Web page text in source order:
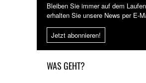
Bleiben Sie immer auf dem
erhalten Sie unsere News per E-
Jetzt abonnieren!
WAS GEHT?